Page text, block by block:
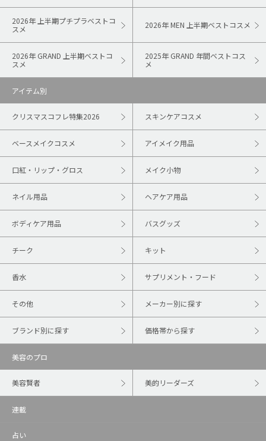
2026年 上半期プチプラベストコ
スメ
2026年 MEN 上半期ベストコスメ
2026年 GRAND 上半期ベストコ
スメ
2025年 GRAND 年間ベストコス
メ
アイテム別
クリスマスコフレ特集2026 スキンケアコスメ
ベースメイクコスメ アイメイク用品
口紅・リップ・グロス メイク小物
ネイル用品 ヘアケア用品
ボディケア用品 バスグッズ
チーク キット
香水 サプリメント・フード
その他 メーカー別に探す
ブランド別に探す 価格帯から探す
美容のプロ
美容賢者 美的リーダーズ
連載
占い